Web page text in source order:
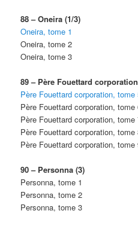
88 – Oneira (1/3)
Oneira, tome 1
Oneira, tome 2
Oneira, tome 3
89 – Père Fouettard
Père Fouettard corporation, tome
Père Fouettard corporation, tome
Père Fouettard corporation, tome
Père Fouettard corporation, tome
Père Fouettard corporation, tome
90 – Personna (3)
Personna, tome 1
Personna, tome 2
Personna, tome 3